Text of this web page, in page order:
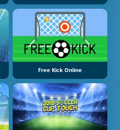
Free Kick Online